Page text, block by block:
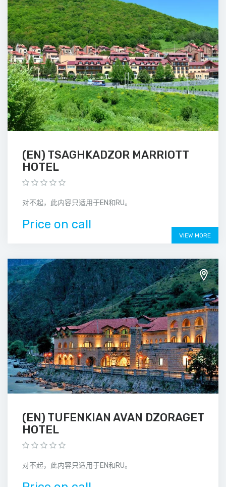
(EN) TSAGHKADZOR MARRIOTT
HOTEL
对不起，此内容只适用于EN和RU。
Price on call
VIEW MORE
(EN) TUFENKIAN AVAN DZORAGET
HOTEL
对不起，此内容只适用于EN和RU。